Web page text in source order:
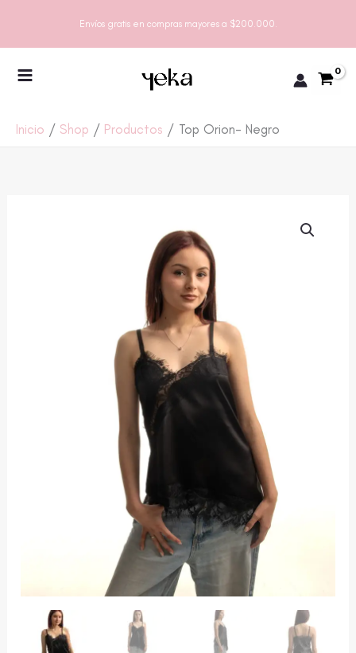
Envíos gratis en compras mayores a $200.000.
Inicio Shop Productos Top Orion- Negro